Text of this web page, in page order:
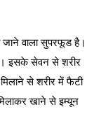
जाने वाला सुपरफूड है।
इसके सेवन से शरीर
मिलाने से शरीर में फैटी
खाने से इम्यून